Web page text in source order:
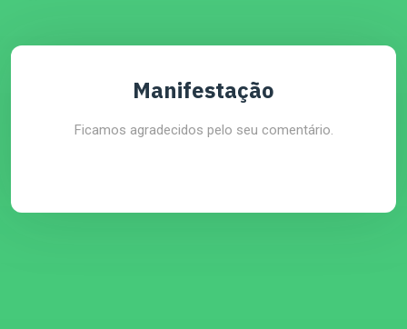
Manifestação
Ficamos agradecidos pelo seu comentário.